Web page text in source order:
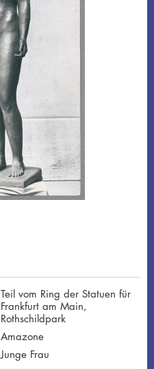
Teil vom Ring der Statuen für
Frankfurt am Main,
Rothschildpark
Amazone
Junge Frau